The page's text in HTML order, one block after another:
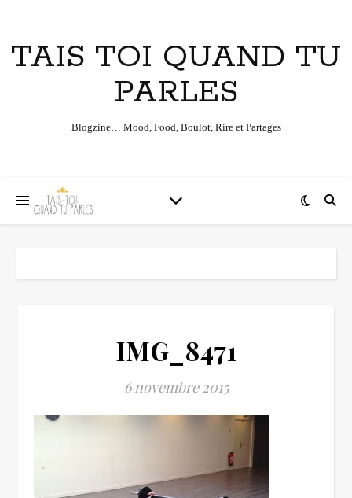
TAIS TOI QUAND TU
PARLES
Blogzine… Mood, Food, Boulot, Rire et Partages
IMG_8471
6 novembre 2015